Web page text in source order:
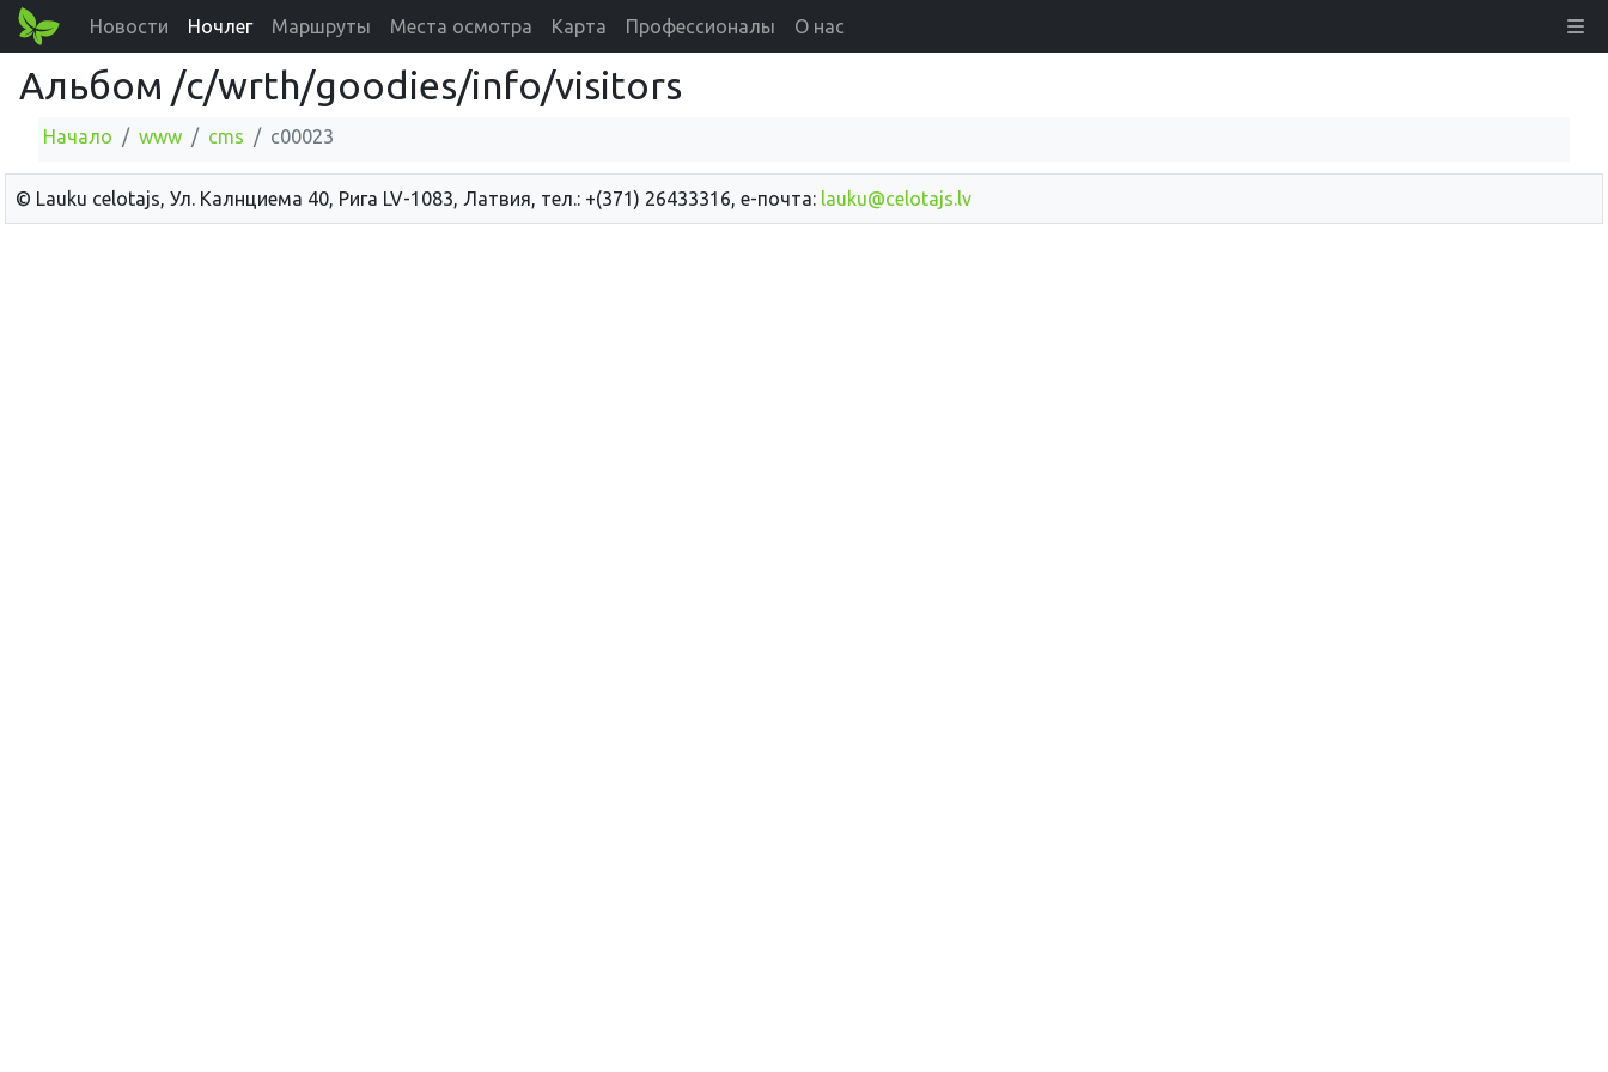
Новости Ночлег Маршруты Места осмотра Карта Профессионалы О нас
Альбом /c/wrth/goodies/info/visitors
Начало www cms c00023
© Lauku сelotajs, Ул. Калнциема 40, Рига LV-1083, Латвия, тел.: +(371) 26433316, е-почта: lauku@celotajs.lv